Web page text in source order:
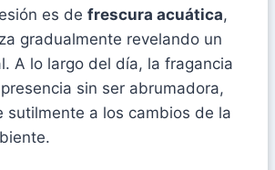
es de frescura acuática,
gradualmente revelando un
A lo largo del día, la fragancia
sin ser abrumadora,
sutilmente a los cambios de la